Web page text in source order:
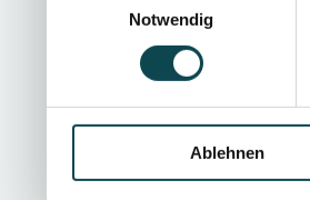
Notwendig
Ablehnen